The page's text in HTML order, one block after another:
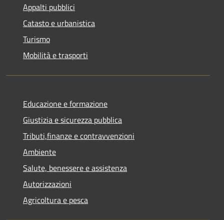
Appalti pubblici
Catasto e urbanistica
Turismo
Mobilità e trasporti
Educazione e formazione
Giustizia e sicurezza pubblica
Tributi,finanze e contravvenzioni
Ambiente
Salute, benessere e assistenza
Autorizzazioni
Agricoltura e pesca